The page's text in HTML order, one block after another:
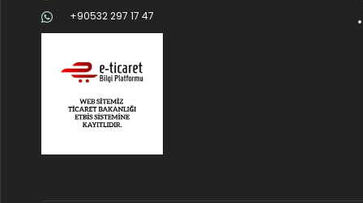
+90532 297 17 47